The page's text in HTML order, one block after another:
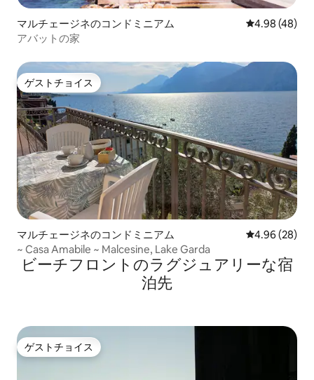
マルチェージネのコンドミニアム レビュー48
4.98 (48)
アバットの家
ゲストチョイス
ゲストチョイス
マルチェージネのコンドミニアム レビュー28
4.96 (28)
~ Casa Amabile ~ Malcesine, Lake Garda
ビーチフロントのラグジュアリーな宿
泊先
ゲストチョイス
ゲストチョイス